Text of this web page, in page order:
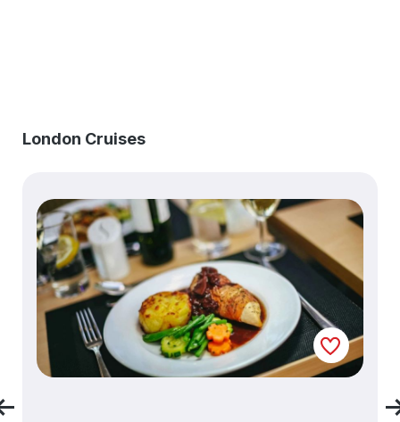
Produktgalerie überspringen
London Cruises